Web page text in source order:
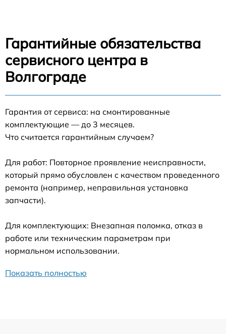
Гарантийные обязательства
сервисного центра в
Волгограде
Гарантия от сервиса: на смонтированные
комплектующие — до 3 месяцев.
Что считается гарантийным случаем?
Для работ: Повторное проявление неисправности,
который прямо обусловлен с качеством проведенного
ремонта (например, неправильная установка
запчасти).
Для комплектующих: Внезапная поломка, отказ в
работе или техническим параметрам при
нормальном использовании.
Показать полностью